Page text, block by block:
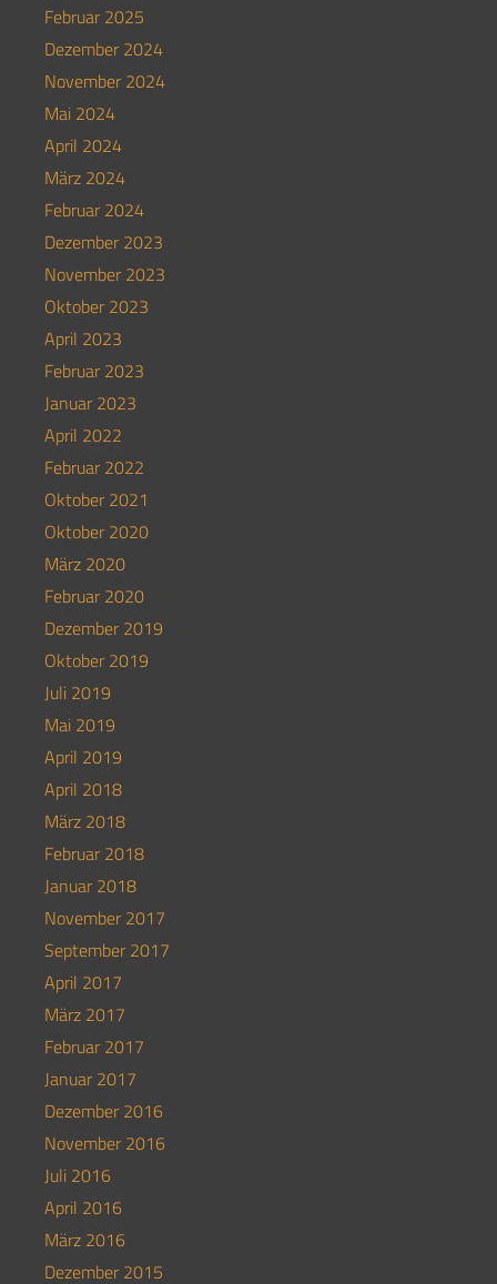
Februar 2025
Dezember 2024
November 2024
Mai 2024
April 2024
März 2024
Februar 2024
Dezember 2023
November 2023
Oktober 2023
April 2023
Februar 2023
Januar 2023
April 2022
Februar 2022
Oktober 2021
Oktober 2020
März 2020
Februar 2020
Dezember 2019
Oktober 2019
Juli 2019
Mai 2019
April 2019
April 2018
März 2018
Februar 2018
Januar 2018
November 2017
September 2017
April 2017
März 2017
Februar 2017
Januar 2017
Dezember 2016
November 2016
Juli 2016
April 2016
März 2016
Dezember 2015